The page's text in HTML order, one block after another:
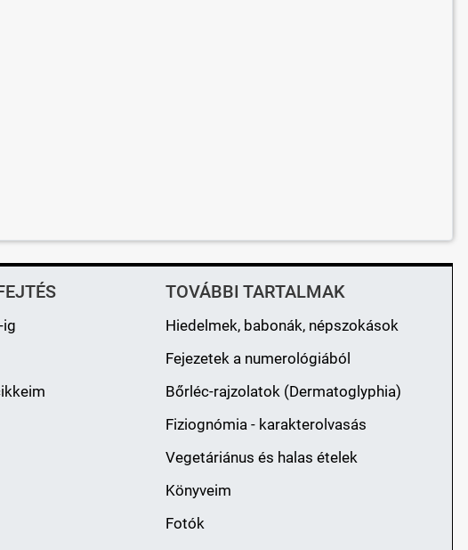
ig
TOVÁBBI TARTALMAK
Hiedelmek, babonák, népszokások
Fejezetek a numerológiából
Bőrléc-rajzolatok (Dermatoglyphia)
Fiziognómia - karakterolvasás
Vegetáriánus és halas ételek
Könyveim
Fotók